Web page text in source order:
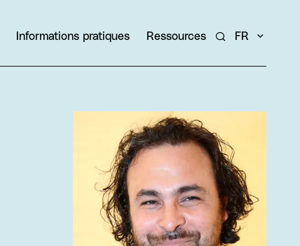
Informations pratiques Ressources Rechercher un
FR
Agrandir